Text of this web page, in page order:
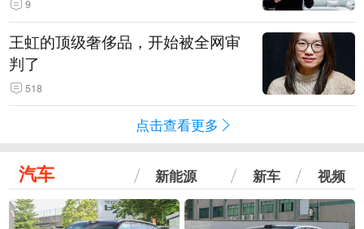
9
王虹的顶级奢侈品，开始被全网审
判了
518
点击查看更多
汽车 新能源 新车 视频